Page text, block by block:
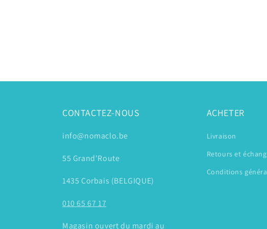
CONTACTEZ-NOUS
info@nomaclo.be
55 Grand'Route
1435 Corbais (BELGIQUE)
010 65 67 17
Magasin ouvert du mardi au
ACHETER
Livraison
Retours et
Conditions